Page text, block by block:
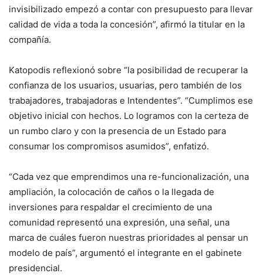
invisibilizado empezó a contar con presupuesto para llevar
calidad de vida a toda la concesión”, afirmó la titular en la
compañía.
Katopodis reflexionó sobre “la posibilidad de recuperar la
confianza de los usuarios, usuarias, pero también de los
trabajadores, trabajadoras e Intendentes”. “Cumplimos ese
objetivo inicial con hechos. Lo logramos con la certeza de
un rumbo claro y con la presencia de un Estado para
consumar los compromisos asumidos”, enfatizó.
“Cada vez que emprendimos una re-funcionalización, una
ampliación, la colocación de caños o la llegada de
inversiones para respaldar el crecimiento de una
comunidad representó una expresión, una señal, una
marca de cuáles fueron nuestras prioridades al pensar un
modelo de país”, argumentó el integrante en el gabinete
presidencial.